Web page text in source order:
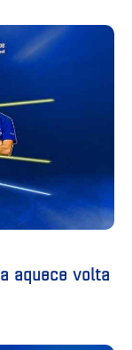
aquece volta